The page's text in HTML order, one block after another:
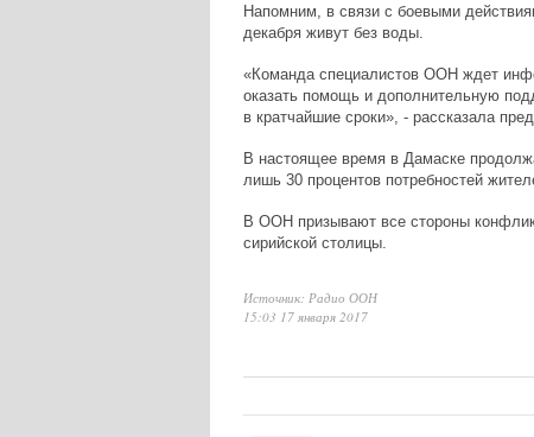
Напомним, в связи с боевыми
декабря живут без воды.
«Команда специалистов ООН ждет
оказать помощь и дополнительную
в кратчайшие сроки», - рассказала
В настоящее время в Дамаске
лишь 30 процентов потребностей
В ООН призывают все стороны
сирийской столицы.
Источник: Радио ООН
15:03 17 января 2017